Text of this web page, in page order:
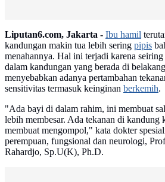
Liputan6.com, Jakarta - Ibu hamil
kandungan makin tua lebih sering pipis
menahannya. Hal ini terjadi karena
dalam kandungan yang berada di
menyebabkan adanya pertambahan
sensitivitas termasuk keinginan berkemih.
"Ada bayi di dalam rahim, ini membuat
lebih membesar. Ada tekanan di kandung
membuat mengompol," kata dokter
perempuan, fungsional dan neurologi,
Rahardjo, Sp.U(K), Ph.D.